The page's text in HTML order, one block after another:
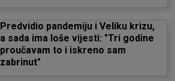
Predvidio pandemiju i Veliku krizu,
a sada ima loše vijesti: "Tri godine
proučavam to i iskreno sam
zabrinut"